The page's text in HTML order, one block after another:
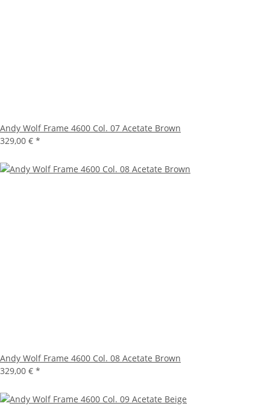
Andy Wolf Frame 4600 Col. 07 Acetate Brown
329,00 € *
Andy Wolf Frame 4600 Col. 08 Acetate Brown
329,00 € *